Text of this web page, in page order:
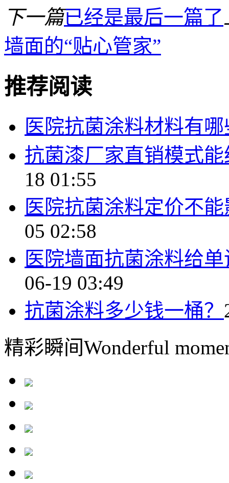
下一篇已经是最后一篇了
墙面的“贴心管家”
推荐阅读
医院抗菌涂料材料有
抗菌漆厂家直销模式
18 01:55
医院抗菌涂料定价不
05 02:58
医院墙面抗菌涂料给
06-19 03:49
抗菌涂料多少钱一桶？
精彩瞬间Wonderful